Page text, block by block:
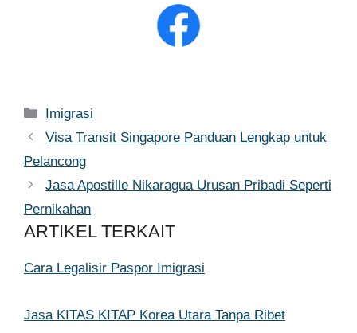
Kategori
Imigrasi
Visa Transit Singapore Panduan Lengkap untuk
Pelancong
Jasa Apostille Nikaragua Urusan Pribadi Seperti
Pernikahan
ARTIKEL TERKAIT
Cara Legalisir Paspor Imigrasi
Jasa KITAS KITAP Korea Utara Tanpa Ribet